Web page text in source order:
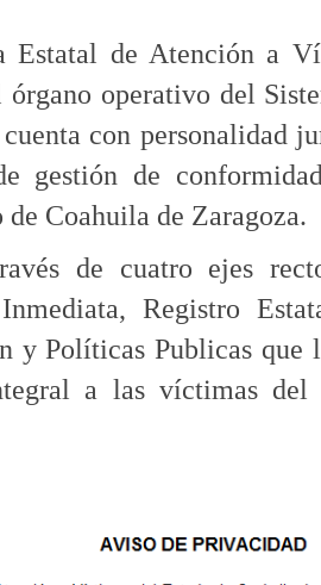
Estatal de Atención a
órgano operativo del
con personalidad
gestión de
Coahuila de Zaragoza.
de cuatro ejes
Registro
y Políticas Publicas
a las víctimas